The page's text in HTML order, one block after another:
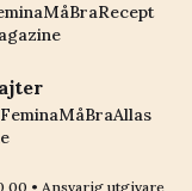
MåBraRecept
FeminaMåBraAllas
00 • Ansvarig utgivare